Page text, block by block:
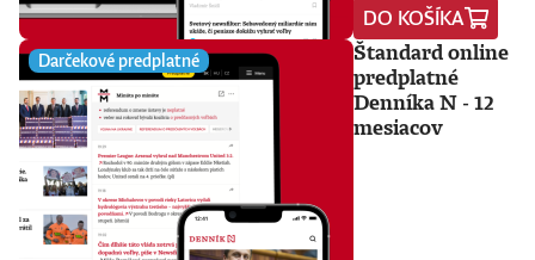
DO KOŠÍKA
Darčekové predplatné
Štandard online
predplatné
Denníka N - 12
mesiacov